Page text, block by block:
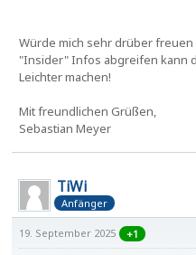
Würde mich sehr drüber
"Insider" Infos abgreifen kann
Leichter machen!
Mit freundlichen Grüßen,
Sebastian Meyer
TiWi
Anfänger
19. September 2025 +1